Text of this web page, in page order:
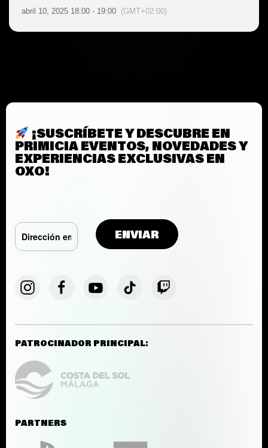
abril 10, 2025 18:00 - 19:00 (GMT+02:00)
¡SUSCRÍBETE Y DESCUBRE EN
PRIMICIA EVENTOS, NOVEDADES Y
EXPERIENCIAS EXCLUSIVAS EN
OXO!
PATROCINADOR PRINCIPAL:
PARTNERS